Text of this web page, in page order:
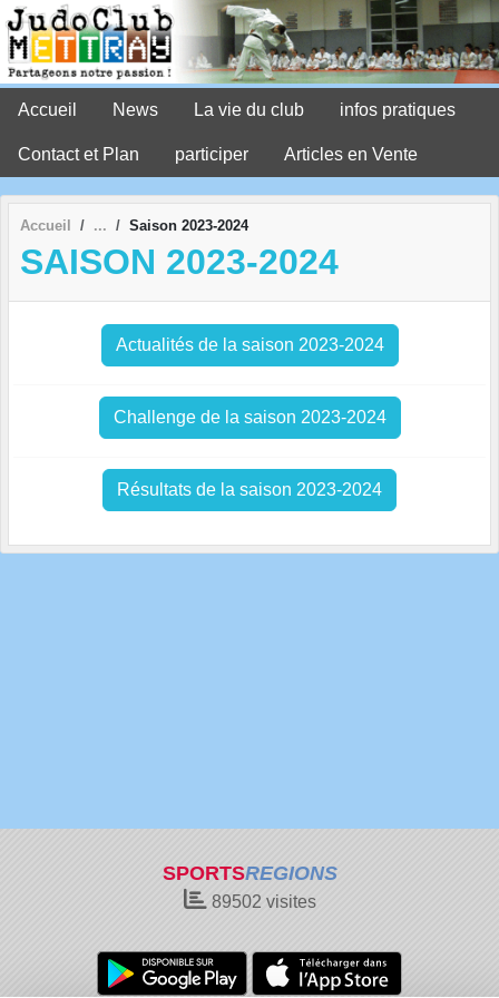
Accueil News La vie du club infos pratiques
Contact et Plan participer Articles en Vente
Accueil Saison 2023-2024
SAISON 2023-2024
Actualités de la saison 2023-2024
Challenge de la saison 2023-2024
Résultats de la saison 2023-2024
SPORTSREGIONS
89502 visites
Panneau de gestion des cookies